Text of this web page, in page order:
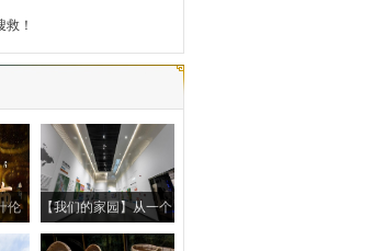
！
伦
【我们的家园】从一个
小村庄到一座城市的演